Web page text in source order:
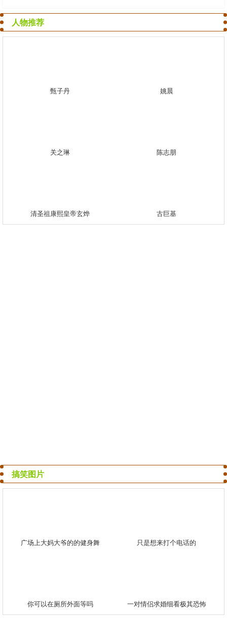
人物推荐
甄子丹 姚晨
关之琳 陈志朋
清圣祖康熙皇帝玄烨 古巨基
搞笑图片
广场上大妈大爷的的健身舞 只是想来打个电话的
你可以在厕所外面等吗 一对情侣求婚细看极其恐怖